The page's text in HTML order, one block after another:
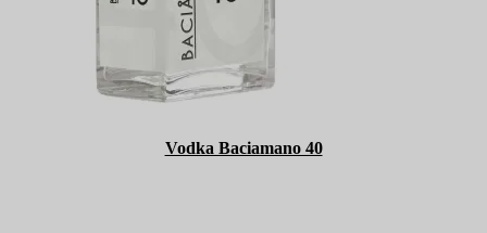
Vodka Baciamano 40